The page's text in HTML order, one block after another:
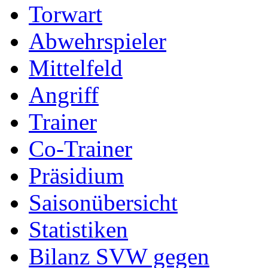
Torwart
Abwehrspieler
Mittelfeld
Angriff
Trainer
Co-Trainer
Präsidium
Saisonübersicht
Statistiken
Bilanz SVW gegen